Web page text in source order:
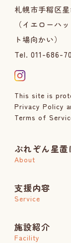
札幌市手稲区
（イエローハ
ト場向かい）
Tel. 011-686-
This site is
Privacy Policy
Terms of
ぷれぞん星置
About
支援内容
Service
施設紹介
Facility